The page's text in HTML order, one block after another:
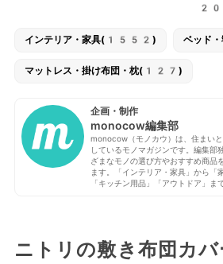
インテリア・家具(1552) ベッド
マットレス・掛け布団・枕(127)
企画・制作
monocow編集部
monocow（モノカウ）は、住まい
しているモノマガジンです。編集部
ざまなモノの選び方やおすすめ商品
ます。「インテリア・家具」から「
「キッチン用品」「アウトドア」ま
ニトリの敷き布団カ